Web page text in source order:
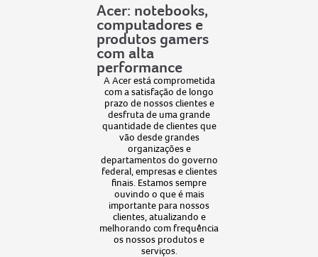
Acer: notebooks,
computadores e
produtos gamers
com alta
performance
A Acer está comprometida
com a satisfação de longo
prazo de nossos clientes e
desfruta de uma grande
quantidade de clientes que
vão desde grandes
organizações e
departamentos do governo
federal, empresas e clientes
finais. Estamos sempre
ouvindo o que é mais
importante para nossos
clientes, atualizando e
melhorando com frequência
os nossos produtos e
serviços.